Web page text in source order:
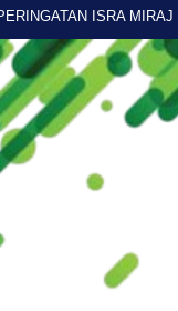
ISRA MIRAJ